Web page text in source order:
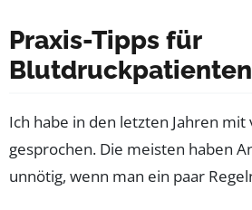
Praxis-Tipps für
Blutdruckpatienten
Ich habe in den letzten Jahren
gesprochen. Die meisten haben
unnötig, wenn man ein paar